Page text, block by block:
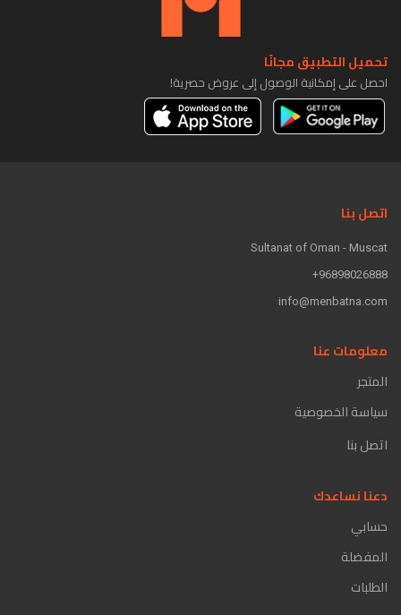
تحميل التطبيق مجانًا
احصل على إمكانية الوصول إلى عروض حصرية!
اتصل بنا
Sultanat of Oman - Muscat
96898026888+
info@menbatna.com
معلومات عنا
المتجر
سياسة الخصوصية
اتصل بنا
دعنا نساعدك
حسابي
المفضلة
الطلبات